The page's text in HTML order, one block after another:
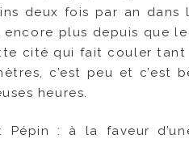
deux fois par an
encore plus depuis que
cité qui fait couler tant
c’est peu et c’est
heures.
Pépin : à la faveur